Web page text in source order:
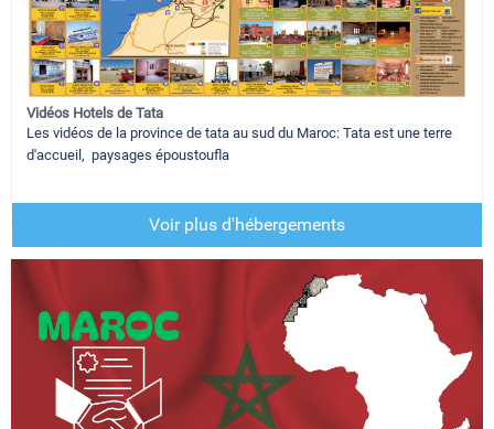
Vidéos Hotels de Tata
Les vidéos de la province de tata au sud du Maroc: Tata est une terre
d'accueil, paysages époustoufla
Voir plus d'hébergements